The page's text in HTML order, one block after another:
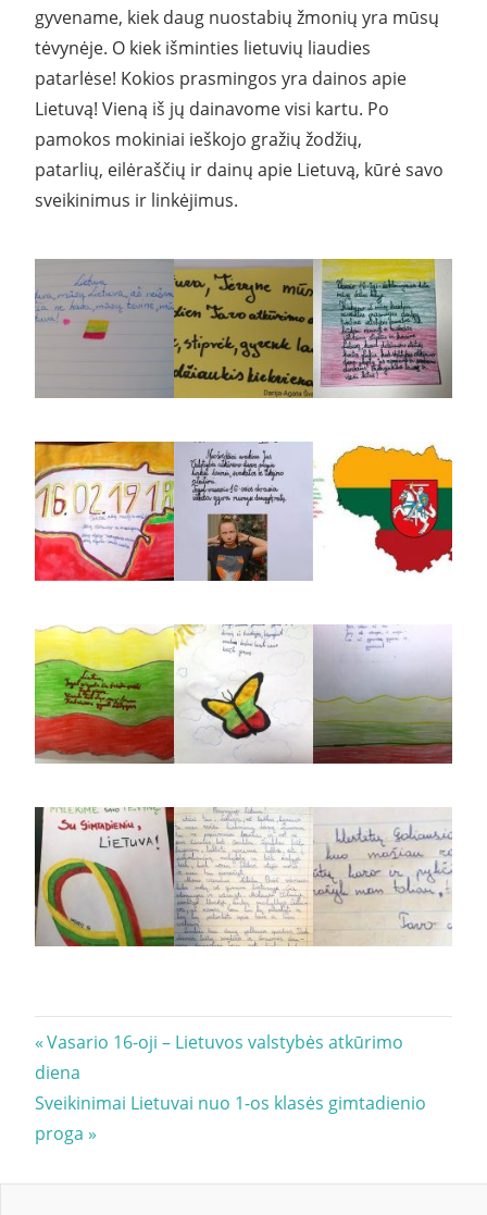
gyvename, kiek daug nuostabių žmonių yra mūsų
tėvynėje. O kiek išminties lietuvių liaudies
patarlėse! Kokios prasmingos yra dainos apie
Lietuvą! Vieną iš jų dainavome visi kartu. Po
pamokos mokiniai ieškojo gražių žodžių,
patarlių, eilėraščių ir dainų apie Lietuvą, kūrė savo
sveikinimus ir linkėjimus.
Navigacija
tarp
įrašų
Previous
Post:
Vasario 16-oji – Lietuvos valstybės atkūrimo
diena
Next
Post:
Sveikinimai Lietuvai nuo 1-os klasės gimtadienio
proga